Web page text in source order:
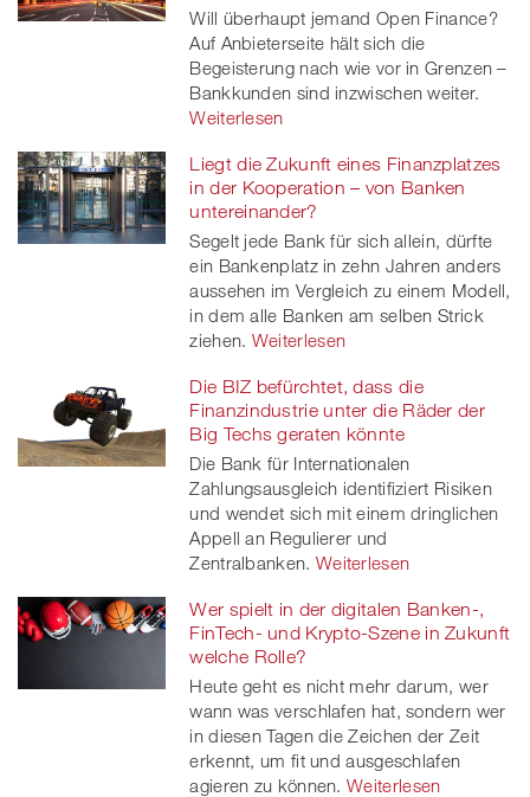
Will überhaupt jemand Open Finance?
Auf Anbieterseite hält sich die
Begeisterung nach wie vor in Grenzen –
Bankkunden sind inzwischen weiter.
Weiterlesen
Liegt die Zukunft eines Finanzplatzes
in der Kooperation – von Banken
untereinander?
Segelt jede Bank für sich allein, dürfte
ein Bankenplatz in zehn Jahren anders
aussehen im Vergleich zu einem Modell,
in dem alle Banken am selben Strick
ziehen. Weiterlesen
Die BIZ befürchtet, dass die
Finanzindustrie unter die Räder der
Big Techs geraten könnte
Die Bank für Internationalen
Zahlungsausgleich identifiziert Risiken
und wendet sich mit einem dringlichen
Appell an Regulierer und
Zentralbanken. Weiterlesen
Wer spielt in der digitalen Banken-,
FinTech- und Krypto-Szene in Zukunft
welche Rolle?
Heute geht es nicht mehr darum, wer
wann was verschlafen hat, sondern wer
in diesen Tagen die Zeichen der Zeit
erkennt, um fit und ausgeschlafen
agieren zu können. Weiterlesen